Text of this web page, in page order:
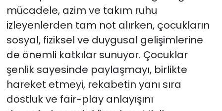
mücadele, azim ve takım ruhu
izleyenlerden tam not alırken, çocukların
sosyal, fiziksel ve duygusal gelişimlerine
de önemli katkılar sunuyor. Çocuklar
şenlik sayesinde paylaşmayı, birlikte
hareket etmeyi, rekabetin yanı sıra
dostluk ve fair-play anlayışını